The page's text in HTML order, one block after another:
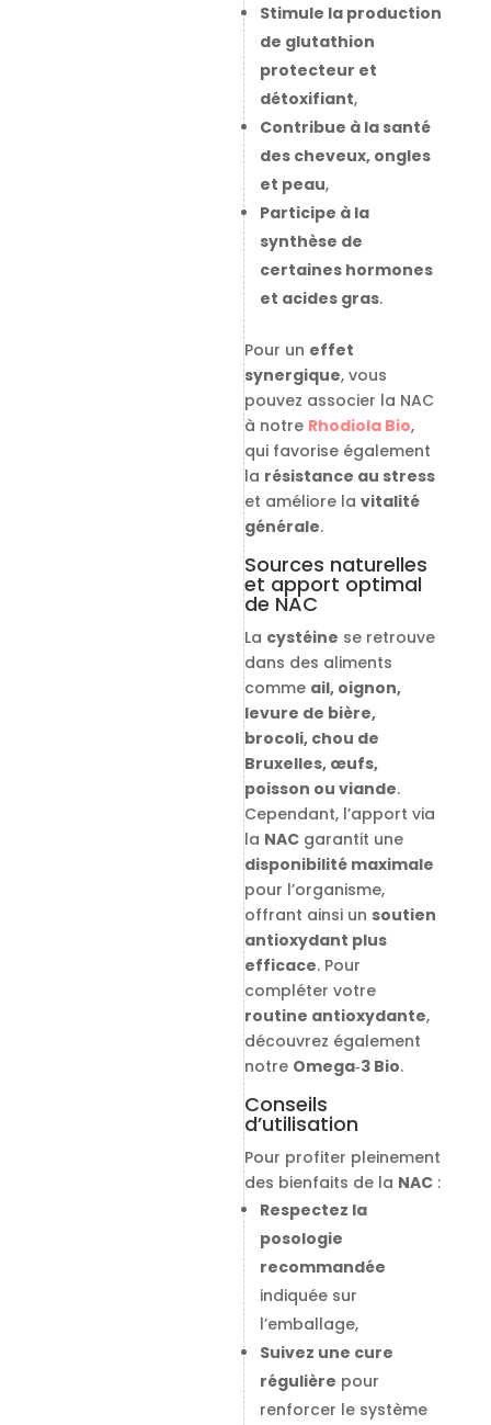
Stimule la production
de glutathion
protecteur et
détoxifiant,
Contribue à la santé
des cheveux, ongles
et peau,
Participe à la
synthèse de
certaines hormones
et acides gras.
Pour un effet
synergique, vous
pouvez associer la NAC
à notre Rhodiola Bio,
qui favorise également
la résistance au stress
et améliore lavitalité
générale.
Sources naturelles
et apport optimal
de NAC
La cystéine se retrouve
dans des aliments
comme ail, oignon,
levure de bière,
brocoli, chou de
Bruxelles, œufs,
poisson ou viande.
Cependant, l’apport via
la NAC garantit une
disponibilité maximale
pour l’organisme,
offrant ainsi un soutien
antioxydant plus
efficace. Pour
compléter votre
routine antioxydante,
découvrez également
notre Omega‑3 Bio.
Conseils
d’utilisation
Pour profiter pleinement
des bienfaits de la NAC :
Respectez la
posologie
recommandée
indiquée sur
l’emballage,
Suivez une cure
régulière pour
renforcer le système